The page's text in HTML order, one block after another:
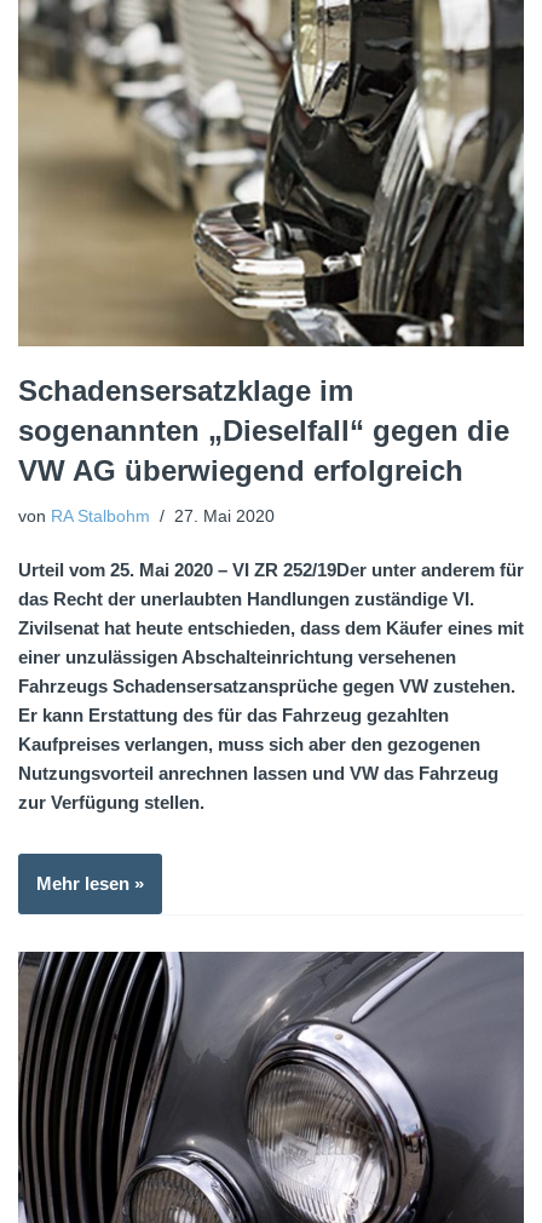
Schadensersatzklage im
sogenannten „Dieselfall“ gegen die
VW AG überwiegend erfolgreich
von RA Stalbohm 27. Mai 2020
Urteil vom 25. Mai 2020 – VI ZR 252/19Der unter anderem für
das Recht der unerlaubten Handlungen zuständige VI.
Zivilsenat hat heute entschieden, dass dem Käufer eines mit
einer unzulässigen Abschalteinrichtung versehenen
Fahrzeugs Schadensersatzansprüche gegen VW zustehen.
Er kann Erstattung des für das Fahrzeug gezahlten
Kaufpreises verlangen, muss sich aber den gezogenen
Nutzungsvorteil anrechnen lassen und VW das Fahrzeug
zur Verfügung stellen.
Mehr lesen »